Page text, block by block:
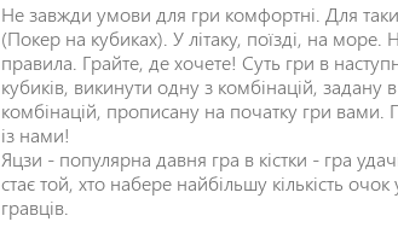
Не завжди умови для гри комфортні. Для
(Покер на кубиках). У літаку, поїзді, на море.
правила. Грайте, де хочете! Суть гри в
кубиків, викинути одну з комбінацій, задану
комбінацій, прописану на початку гри вами.
із нами!
Яцзи - популярна давня гра в кістки - гра
стає той, хто набере найбільшу кількість
гравців.
*
Заголовок відгуку
*
Відгук